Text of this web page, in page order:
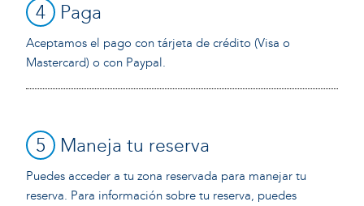
4 Paga
Aceptamos el pago con tárjeta de crédito (Visa o
Mastercard) o con Paypal.
5 Maneja tu reserva
Puedes acceder a tu zona reservada para manejar tu
reserva. Para información sobre tu reserva, puedes